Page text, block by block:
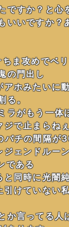
ですか？と心
いいですか？
ま攻めでベ
の門出し
アホみたいに
る。
ラがもう一体
で止まらねぇ
バチの間隔が
ジェンドルー
である
と同時に光闇
引けていない
か言ってる人